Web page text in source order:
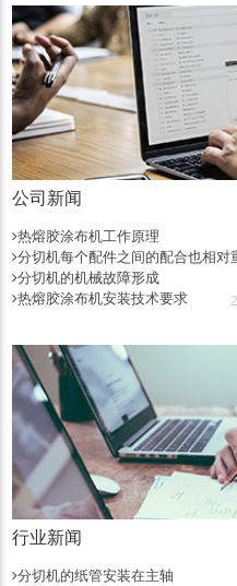
公司新闻
热熔胶涂布机工作原理
分切机每个配件之间的配合也相对
分切机的机械故障形成
热熔胶涂布机安装技术要求
行业新闻
分切机的纸管安装在主轴